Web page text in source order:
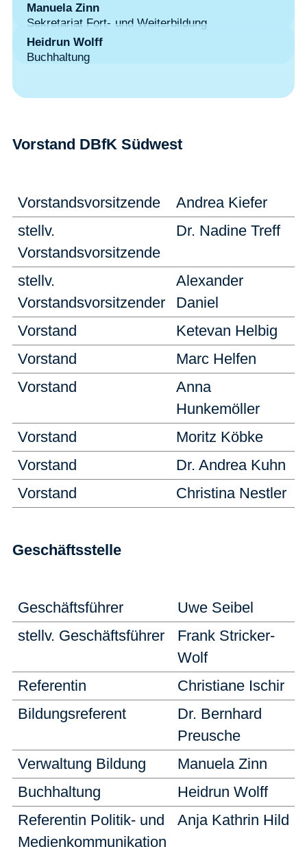
Manuela Zinn
Sekretariat Fort- und Weiterbildung
Heidrun Wolff
Buchhaltung
Vorstand DBfK Südwest
Vorstandsvorsitzende
Andrea Kiefer
stellv.
Vorstandsvorsitzende
Dr. Nadine Treff
stellv.
Vorstandsvorsitzender
Alexander
Daniel
Vorstand
Ketevan Helbig
Vorstand
Marc Helfen
Vorstand
Anna
Hunkemöller
Vorstand
Moritz Köbke
Vorstand
Dr. Andrea Kuhn
Vorstand
Christina Nestler
Geschäftsstelle
Geschäftsführer
Uwe Seibel
stellv. Geschäftsführer
Frank Stricker-
Wolf
Referentin
Christiane Ischir
Bildungsreferent
Dr. Bernhard
Preusche
Verwaltung Bildung
Manuela Zinn
Buchhaltung
Heidrun Wolff
Referentin Politik- und
Medienkommunikation
Anja Kathrin Hild